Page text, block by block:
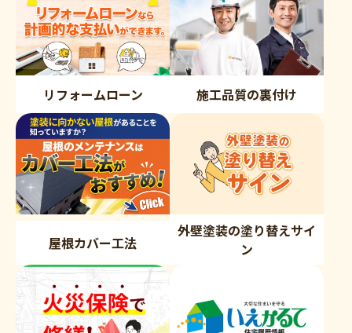
リフォームローン 施工品質の裏付け
屋根カバー工法
外壁塗装の塗り替えサイ
ン